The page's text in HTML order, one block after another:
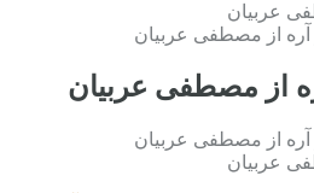
عربیان
آره از مصطفی عربیان
از مصطفی عربیان
آره از مصطفی عربیان
عربیان